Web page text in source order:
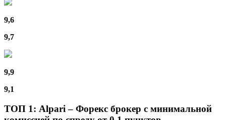
9,6
9,7
9,9
9,1
ТОП 1: Alpari – Форекс брокер с минимальной